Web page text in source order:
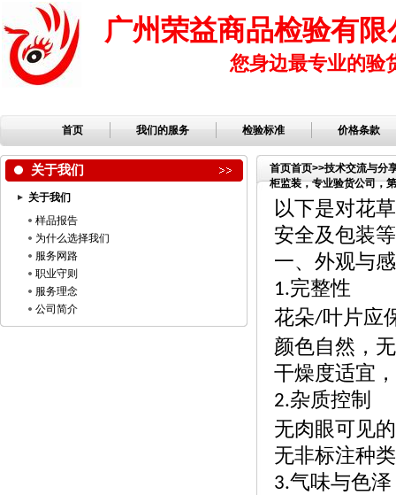
广州荣益商品检验有限
您身边最专业的验
首页 我们的服务 检验标准 价格条款
关于我们
关于我们
样品报告
为什么选择我们
服务网路
职业守则
服务理念
公司简介
首页首页>>技术交流与分
柜监装，专业验货公司，
品公司，服装检品，鞋子
以下是对花
安全及包装
一、外观与
1.完整性
花朵/叶片应
颜色自然，
干燥度适宜
2.杂质控制
无肉眼可见
无非标注种
3.气味与色泽